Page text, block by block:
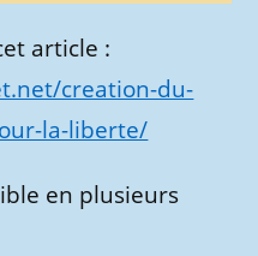
article :
creation-du-
la-liberte/
en plusieurs